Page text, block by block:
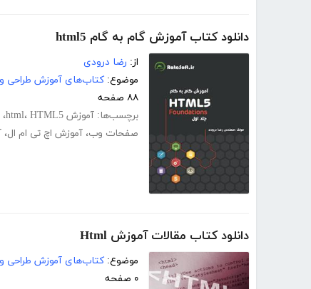
دانلود کتاب آموزش گام به گام html5
از: رضا درودی
موضوع: کتاب‌های آموزش
۸۸ صفحه
برچسب‌ها: آموزش html ، HTML5 ،
صفحات وب، آموزش اچ تی ام ال،
دانلود کتاب مقالات آموزش Html
موضوع: کتاب‌های آموزش
۰ صفحه